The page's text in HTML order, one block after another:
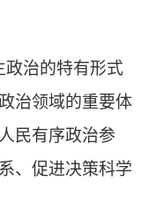
政治的特有形式
治领域的重要体
民有序政治参
、促进决策科学